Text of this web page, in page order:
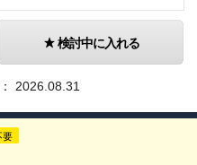
検討中に入れる
2026.08.31
要